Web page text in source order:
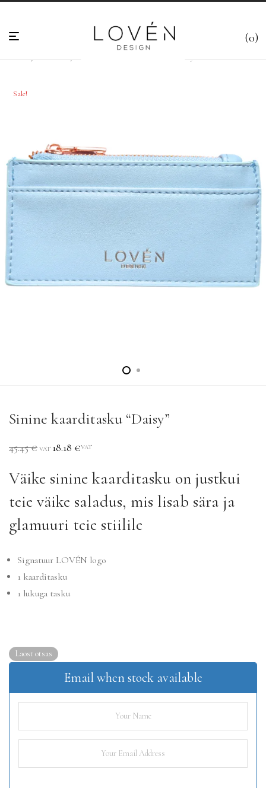
0
Sale!
Sinine kaarditasku “Daisy”
45.45€ VAT 18.18 €VAT
Väike sinine kaarditasku on justkui
teie väike saladus, mis lisab sära ja
glamuuri teie stiilile
Signatuur LOVÉN logo
1 kaarditasku
1 lukuga tasku
Laost otsas
Email when stock available